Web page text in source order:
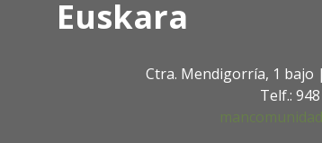
Euskara
Ctra. Mendigorría, 1 bajo
Telf.: